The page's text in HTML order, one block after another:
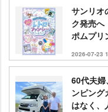
サンリオ
ク発売
ポムプ
2026-07-23
60代夫
ンピング
はなく、